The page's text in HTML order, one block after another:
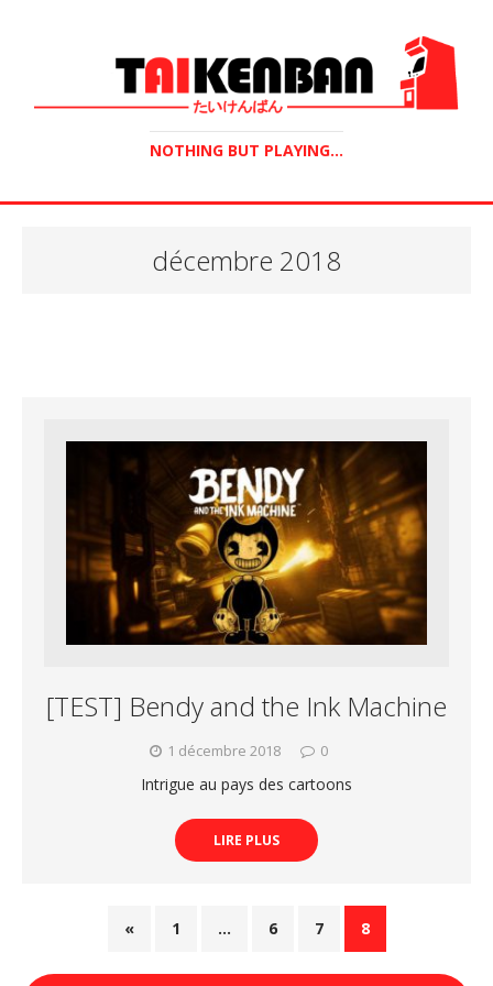
NOTHING BUT PLAYING...
décembre 2018
[TEST] Bendy and the Ink Machine
1 décembre 2018 0
Intrigue au pays des cartoons
LIRE PLUS
« 1 … 6 7 8